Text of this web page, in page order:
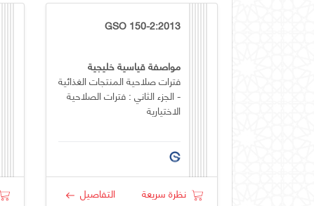
GSO 150-2:2013
مواصفة قياسية خليجية
فترات صلاحية المنتجات الغذائية
- الجزء الثاني : فترات الصلاحية
الاختيارية
نظرة سريعة التفاصيل